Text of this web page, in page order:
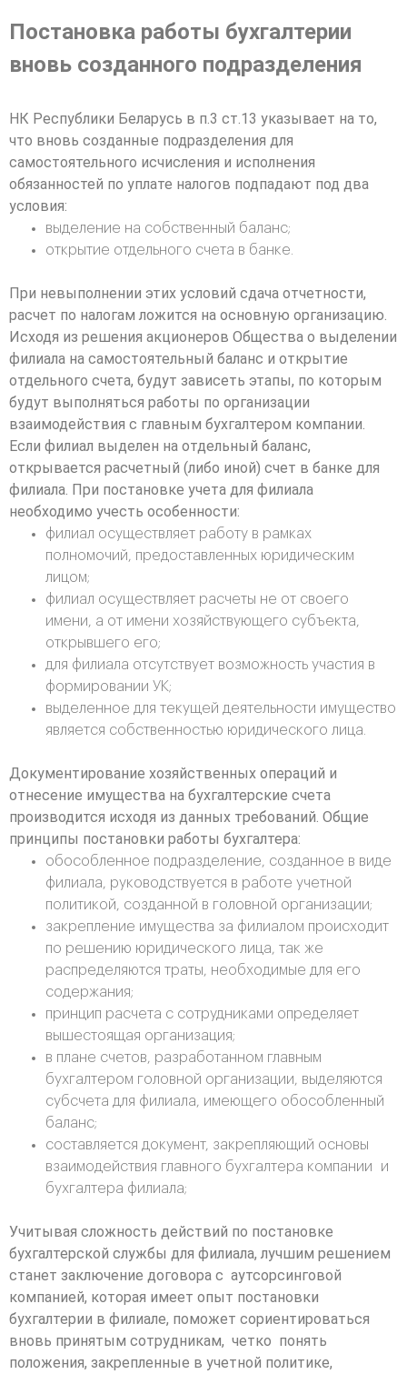
Постановка работы бухгалтерии
вновь созданного подразделения
НК Республики Беларусь в п.3 ст.13 указывает на то,
что вновь созданные подразделения для
самостоятельного исчисления и исполнения
обязанностей по уплате налогов подпадают под два
условия:
выделение на собственный баланс;
открытие отдельного счета в банке.
При невыполнении этих условий сдача отчетности,
расчет по налогам ложится на основную организацию.
Исходя из решения акционеров Общества о выделении
филиала на самостоятельный баланс и открытие
отдельного счета, будут зависеть этапы, по которым
будут выполняться работы по организации
взаимодействия с главным бухгалтером компании.
Если филиал выделен на отдельный баланс,
открывается расчетный (либо иной) счет в банке для
филиала. При постановке учета для филиала
необходимо учесть особенности:
филиал осуществляет работу в рамках
полномочий, предоставленных юридическим
лицом;
филиал осуществляет расчеты не от своего
имени, а от имени хозяйствующего субъекта,
открывшего его;
для филиала отсутствует возможность участия в
формировании УК;
выделенное для текущей деятельности имущество
является собственностью юридического лица.
Документирование хозяйственных операций и
отнесение имущества на бухгалтерские счета
производится исходя из данных требований. Общие
принципы постановки работы бухгалтера:
обособленное подразделение, созданное в виде
филиала, руководствуется в работе учетной
политикой, созданной в головной организации;
закрепление имущества за филиалом происходит
по решению юридического лица, так же
распределяются траты, необходимые для его
содержания;
принцип расчета с сотрудниками определяет
вышестоящая организация;
в плане счетов, разработанном главным
бухгалтером головной организации, выделяются
субсчета для филиала, имеющего обособленный
баланс;
составляется документ, закрепляющий основы
взаимодействия главного бухгалтера компании и
бухгалтера филиала;
Учитывая сложность действий по постановке
бухгалтерской службы для филиала, лучшим решением
станет заключение договора с аутсорсинговой
компанией, которая имеет опыт постановки
бухгалтерии в филиале, поможет сориентироваться
вновь принятым сотрудникам, четко понять
положения, закрепленные в учетной политике,